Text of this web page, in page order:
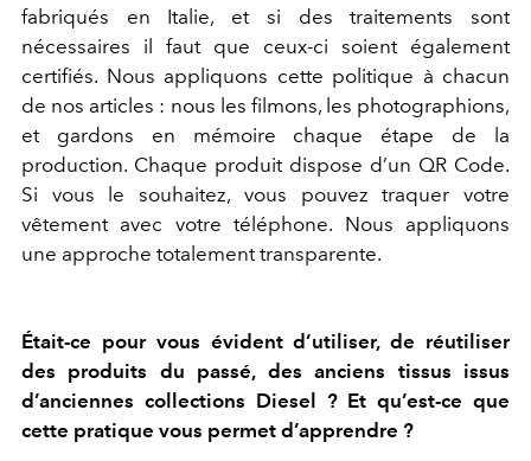
fabriqués en Italie, et si des traitements sont
nécessaires il faut que ceux-ci soient également
certifiés. Nous appliquons cette politique à chacun
de nos articles : nous les filmons, les photographions,
et gardons en mémoire chaque étape de la
production. Chaque produit dispose d’un QR Code.
Si vous le souhaitez, vous pouvez traquer votre
vêtement avec votre téléphone. Nous appliquons
une approche totalement transparente.
Était-ce pour vous évident d’utiliser, de réutiliser
des produits du passé, des anciens tissus issus
d’anciennes collections Diesel ? Et qu’est-ce que
cette pratique vous permet d’apprendre ?